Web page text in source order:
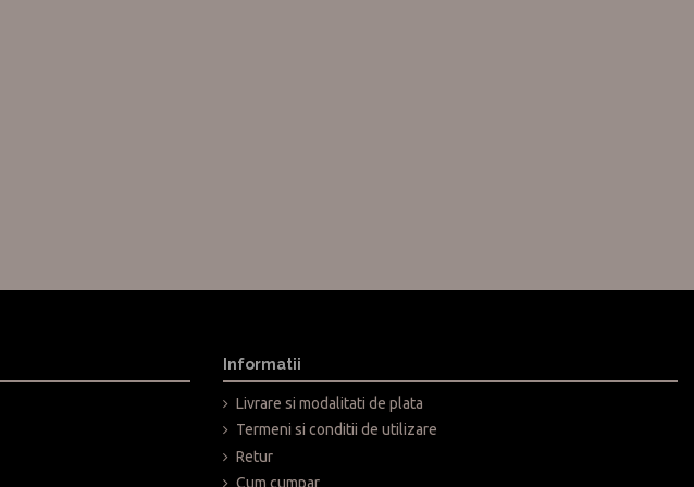
Informatii
Livrare si modalitati de plata
Termeni si conditii de utilizare
Retur
Cum cumpar